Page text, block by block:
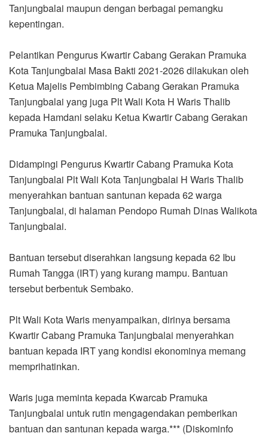
Tanjungbalai maupun dengan berbagai pemangku
kepentingan.
Pelantikan Pengurus Kwartir Cabang Gerakan Pramuka
Kota Tanjungbalai Masa Bakti 2021-2026 dilakukan oleh
Ketua Majelis Pembimbing Cabang Gerakan Pramuka
Tanjungbalai yang juga Plt Wali Kota H Waris Thalib
kepada Hamdani selaku Ketua Kwartir Cabang Gerakan
Pramuka Tanjungbalai.
Didampingi Pengurus Kwartir Cabang Pramuka Kota
Tanjungbalai Plt Wali Kota Tanjungbalai H Waris Thalib
menyerahkan bantuan santunan kepada 62 warga
Tanjungbalai, di halaman Pendopo Rumah Dinas Walikota
Tanjungbalai.
Bantuan tersebut diserahkan langsung kepada 62 Ibu
Rumah Tangga (IRT) yang kurang mampu. Bantuan
tersebut berbentuk Sembako.
Plt Wali Kota Waris menyampaikan, dirinya bersama
Kwartir Cabang Pramuka Tanjungbalai menyerahkan
bantuan kepada IRT yang kondisi ekonominya memang
memprihatinkan.
Waris juga meminta kepada Kwarcab Pramuka
Tanjungbalai untuk rutin mengagendakan pemberikan
bantuan dan santunan kepada warga.*** (Diskominfo